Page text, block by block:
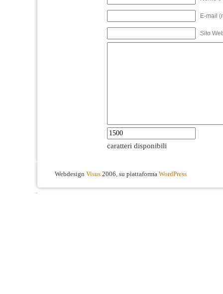
E-mail
Sito
caratteri disponibili
Webdesign Visus 2006, su piattaforma WordPress